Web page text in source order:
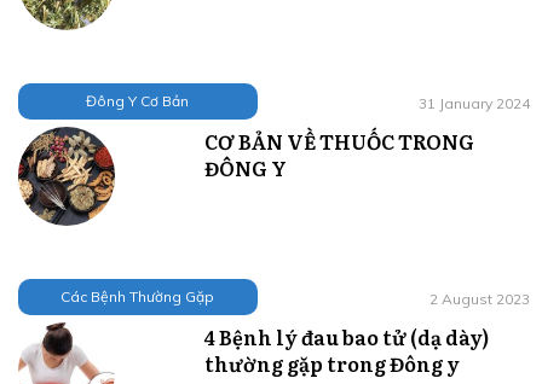
Đông Y Cơ Bản 31 January 2024
CƠ BẢN VỀ THUỐC TRONG
ĐÔNG Y
Các Bệnh Thường Gặp 2 August 2023
4 Bệnh lý đau bao tử (dạ dày)
thường gặp trong Đông y